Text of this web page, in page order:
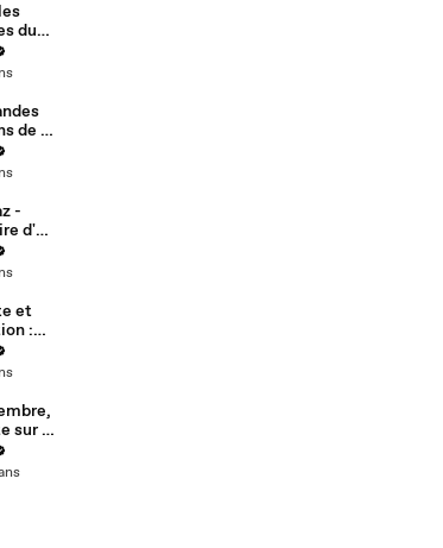
du
de la
-
d'un
et
:
en
sur la